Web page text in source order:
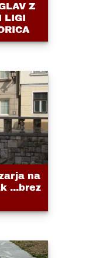
Z
LIGI
na
...brez